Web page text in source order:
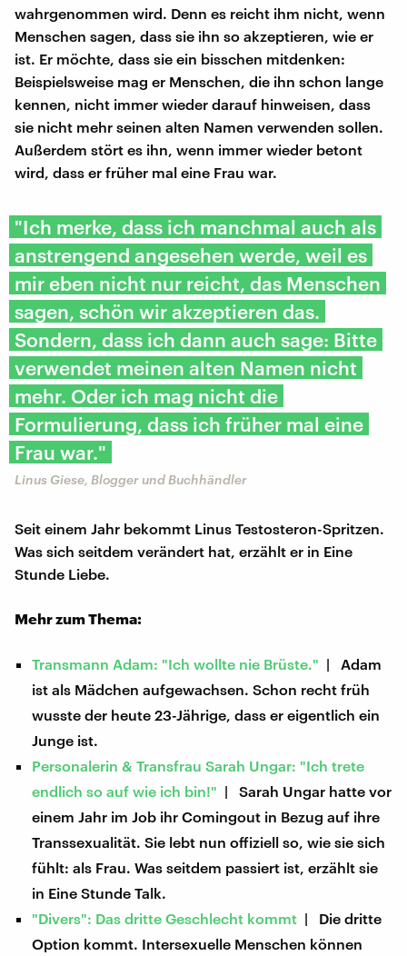
wahrgenommen wird. Denn es reicht ihm nicht, wenn
Menschen sagen, dass sie ihn so akzeptieren, wie er
ist. Er möchte, dass sie ein bisschen mitdenken:
Beispielsweise mag er Menschen, die ihn schon lange
kennen, nicht immer wieder darauf hinweisen, dass
sie nicht mehr seinen alten Namen verwenden sollen.
Außerdem stört es ihn, wenn immer wieder betont
wird, dass er früher mal eine Frau war.
"Ich merke, dass ich manchmal auch als
anstrengend angesehen werde, weil es
mir eben nicht nur reicht, das Menschen
sagen, schön wir akzeptieren das.
Sondern, dass ich dann auch sage: Bitte
verwendet meinen alten Namen nicht
mehr. Oder ich mag nicht die
Formulierung, dass ich früher mal eine
Frau war."
Linus Giese, Blogger und Buchhändler
Seit einem Jahr bekommt Linus Testosteron-Spritzen.
Was sich seitdem verändert hat, erzählt er in Eine
Stunde Liebe.
Mehr zum Thema:
Transmann Adam: "Ich wollte nie Brüste." | Adam
ist als Mädchen aufgewachsen. Schon recht früh
wusste der heute 23-Jährige, dass er eigentlich ein
Junge ist.
Personalerin & Transfrau Sarah Ungar: "Ich trete
endlich so auf wie ich bin!" | Sarah Ungar hatte vor
einem Jahr im Job ihr Comingout in Bezug auf ihre
Transsexualität. Sie lebt nun offiziell so, wie sie sich
fühlt: als Frau. Was seitdem passiert ist, erzählt sie
in Eine Stunde Talk.
"Divers": Das dritte Geschlecht kommt | Die dritte
Option kommt. Intersexuelle Menschen können